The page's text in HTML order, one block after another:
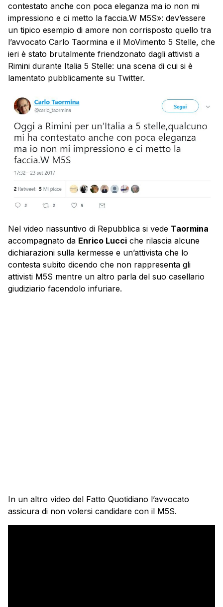
contestato anche con poca eleganza ma io non mi
impressiono e ci metto la faccia.W M5S»: dev’essere
un tipico esempio di amore non corrisposto quello tra
l’avvocato Carlo Taormina e il MoVimento 5 Stelle, che
ieri è stato brutalmente friendzonato dagli attivisti a
Rimini durante Italia 5 Stelle: una scena di cui si è
lamentato pubblicamente su Twitter.
Nel video riassuntivo di Repubblica si vede Taormina
accompagnato da Enrico Lucci che rilascia alcune
dichiarazioni sulla kermesse e un’attivista che lo
contesta subito dicendo che non rappresenta gli
attivisti M5S mentre un altro parla del suo casellario
giudiziario facendolo infuriare.
In un altro video del Fatto Quotidiano l’avvocato
assicura di non volersi candidare con il M5S.